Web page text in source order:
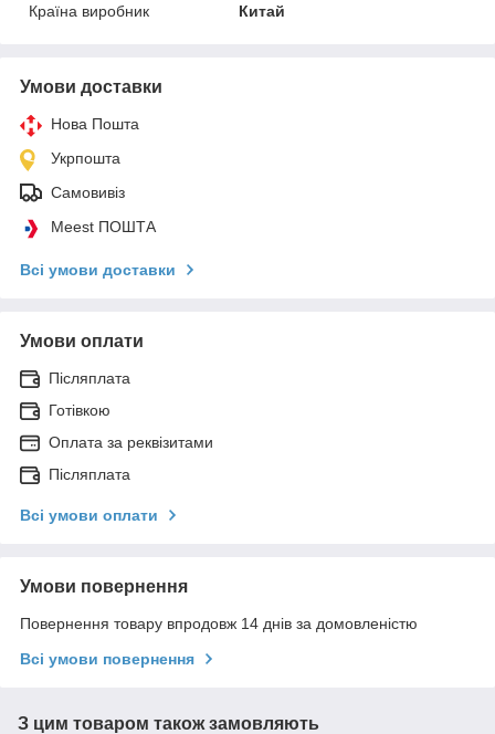
Країна виробник
Китай
Умови доставки
Нова Пошта
Укрпошта
Самовивіз
Meest ПОШТА
Всі умови доставки
Умови оплати
Післяплата
Готівкою
Оплата за реквізитами
Післяплата
Всі умови оплати
Умови повернення
Повернення товару впродовж 14 днів за домовленістю
Всі умови повернення
З цим товаром також замовляють